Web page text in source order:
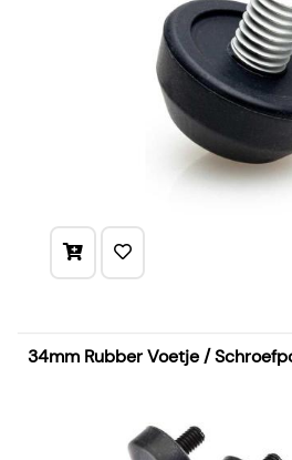
34mm Rubber Voetje /